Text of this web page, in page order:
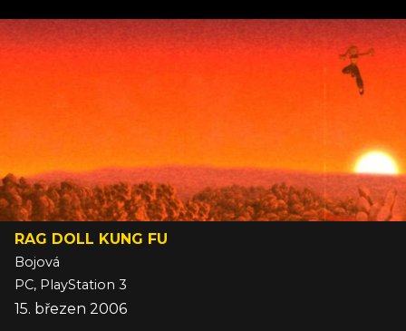
RAG DOLL KUNG FU
Bojová
PC, PlayStation 3
15. březen 2006